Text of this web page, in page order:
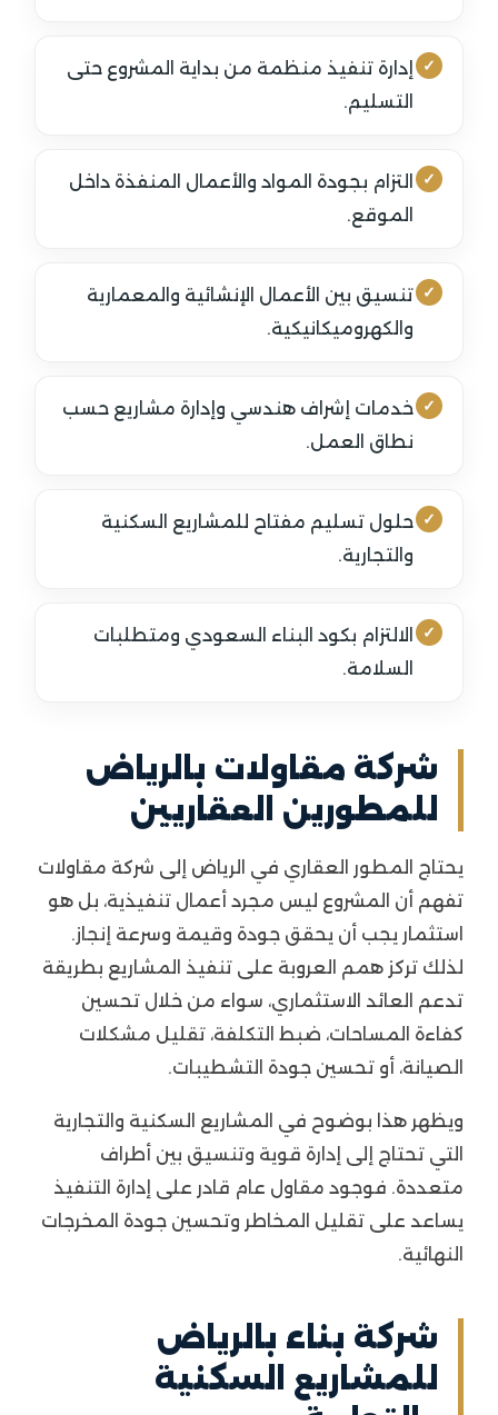
إدارة تنفيذ منظمة من بداية المشروع حتى
التسليم.
التزام بجودة المواد والأعمال المنفذة داخل
الموقع.
تنسيق بين الأعمال الإنشائية والمعمارية
والكهروميكانيكية.
خدمات إشراف هندسي وإدارة مشاريع حسب
نطاق العمل.
حلول تسليم مفتاح للمشاريع السكنية
والتجارية.
الالتزام بكود البناء السعودي ومتطلبات
السلامة.
شركة مقاولات بالرياض
للمطورين العقاريين
يحتاج المطور العقاري في الرياض إلى شركة مقاولات
تفهم أن المشروع ليس مجرد أعمال تنفيذية، بل هو
استثمار يجب أن يحقق جودة وقيمة وسرعة إنجاز.
لذلك تركز همم العروبة على تنفيذ المشاريع بطريقة
تدعم العائد الاستثماري، سواء من خلال تحسين
كفاءة المساحات، ضبط التكلفة، تقليل مشكلات
الصيانة، أو تحسين جودة التشطيبات.
ويظهر هذا بوضوح في المشاريع السكنية والتجارية
التي تحتاج إلى إدارة قوية وتنسيق بين أطراف
متعددة. فوجود مقاول عام قادر على إدارة التنفيذ
يساعد على تقليل المخاطر وتحسين جودة المخرجات
النهائية.
شركة بناء بالرياض
للمشاريع السكنية